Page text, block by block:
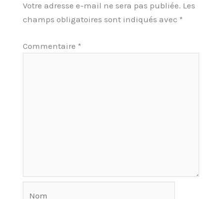
Votre adresse e-mail ne sera pas publiée. Les
champs obligatoires sont indiqués avec *
Commentaire *